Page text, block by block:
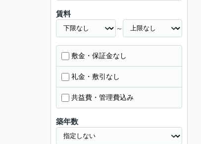
賃料
～
敷金・保証金なし
礼金・敷引なし
共益費・管理費込み
築年数